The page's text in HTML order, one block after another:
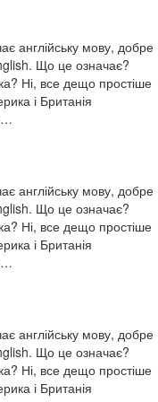
англійську мову, добре
Що це означає?
Ні, все дещо простіше
і Британія
англійську мову, добре
Що це означає?
Ні, все дещо простіше
і Британія
англійську мову, добре
Що це означає?
Ні, все дещо простіше
і Британія